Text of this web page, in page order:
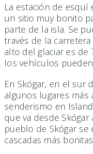
La estación de esquí
un sitio muy bonito
parte de la isla. Se
través de la
alto del glaciar es de
los vehículos
En Skógar, en el sur
algunos lugares más
senderismo en
que va desde
pueblo de Skógar
cascadas más